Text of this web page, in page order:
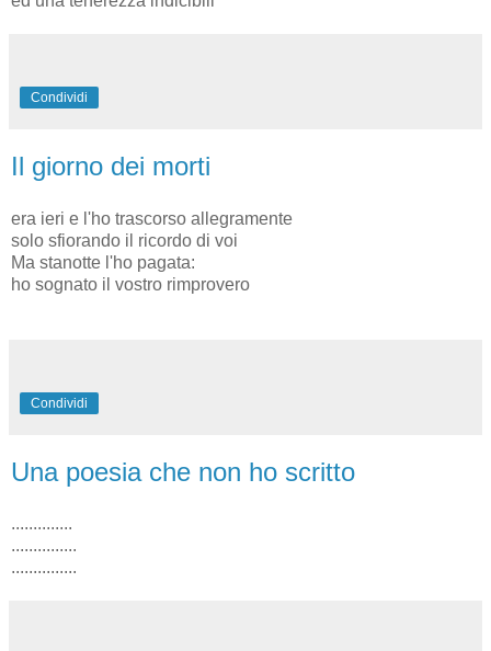
Condividi
Il giorno dei morti
era ieri e l'ho trascorso allegramente
solo sfiorando il ricordo di voi
Ma stanotte l'ho pagata:
ho sognato il vostro rimprovero
Condividi
Una poesia che non ho scritto
..............
...............
...............